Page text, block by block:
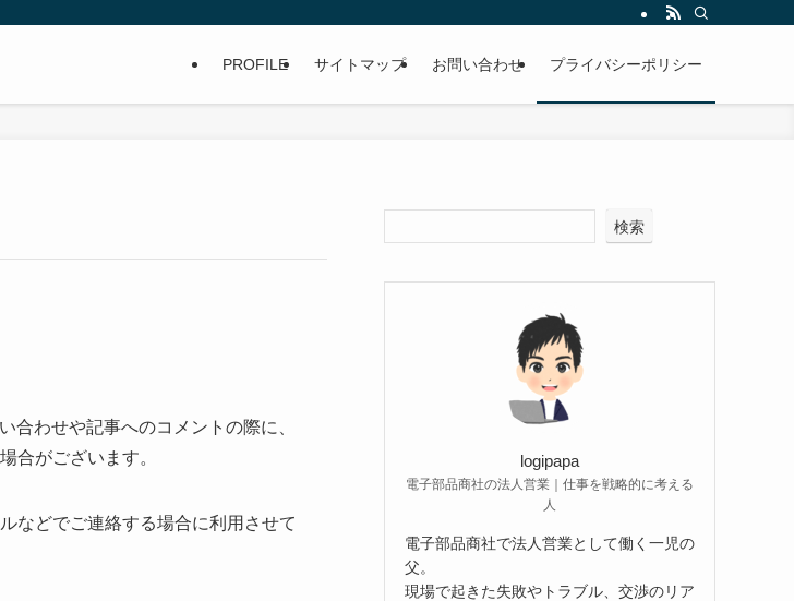
PROFILE サイトマップ お問い合わせ プライバシーポリシー
合わせや記事へのコメントの際に、
合がございます。
などでご連絡する場合に利用させて
検索
logipapa
電子部品商社の法人営業｜仕事を戦略的に考える
人
電子部品商社で法人営業として働く一児の
父。
現場で起きた失敗やトラブル、交渉のリア